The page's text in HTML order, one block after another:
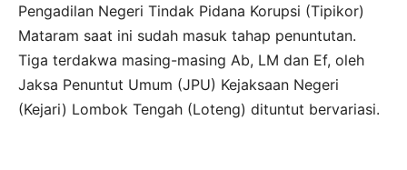
Pengadilan Negeri Tindak Pidana Korupsi (Tipikor)
Mataram saat ini sudah masuk tahap penuntutan.
Tiga terdakwa masing-masing Ab, LM dan Ef, oleh
Jaksa Penuntut Umum (JPU) Kejaksaan Negeri
(Kejari) Lombok Tengah (Loteng) dituntut bervariasi.